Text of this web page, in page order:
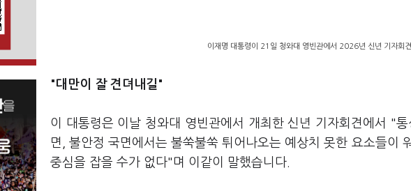
이재명 대통령이 21일 청와대 영빈관에서 2026년 신년 기자회
"대만이 잘 견뎌내길"
이 대통령은 이날 청와대 영빈관에서 개최한 신년 기자회견에서 "
면, 불안정 국면에서는 불쑥불쑥 튀어나오는 예상치 못한 요소들이
중심을 잡을 수가 없다"며 이같이 말했습니다.